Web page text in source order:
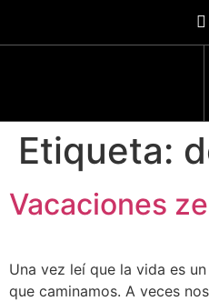
Etiqueta:
Vacaciones
Una vez leí que la vida es
que caminamos. A veces